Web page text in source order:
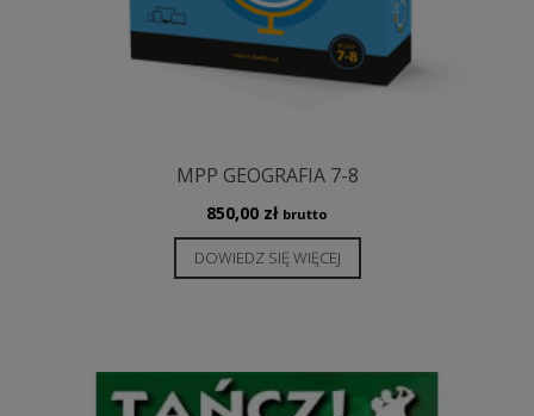
MPP GEOGRAFIA 7-8
850,00 zł brutto
DOWIEDZ SIĘ WIĘCEJ